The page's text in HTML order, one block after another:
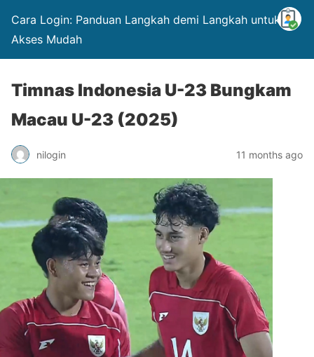
Cara Login: Panduan Langkah demi Langkah untuk
Akses Mudah
Timnas Indonesia U-23 Bungkam
Macau U-23 (2025)
nilogin 11 months ago